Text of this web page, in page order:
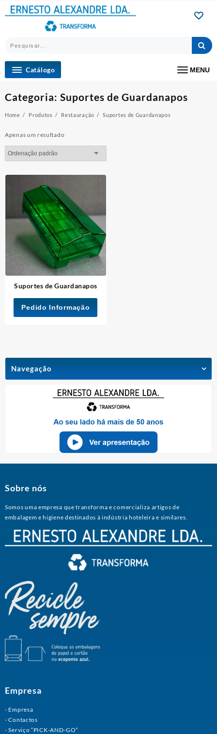
Skip
to
Catálogo MENU
Navegação
Categoria: Suportes de Guardanapos
Home Produtos Restauração Suportes de Guardanapos
Apenas um resultado
Suportes de Guardanapos
Pedido Informação
Sobre nós
Somos uma empresa que transforma e comercializa artigos de
embalagem e higiene destinados à indústria hoteleira e similares.
Empresa
Empresa
Contactos
Serviço “PICK-AND-GO”